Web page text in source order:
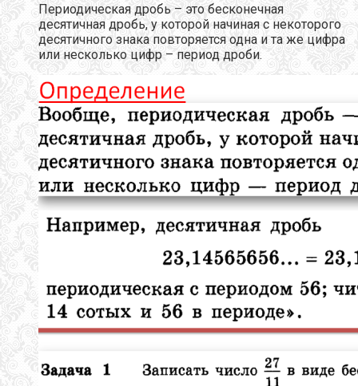
Периодическая дробь – это бесконечная
десятичная дробь, у которой начиная с некоторого
десятичного знака повторяется одна и та же цифра
или несколько цифр – период дроби.